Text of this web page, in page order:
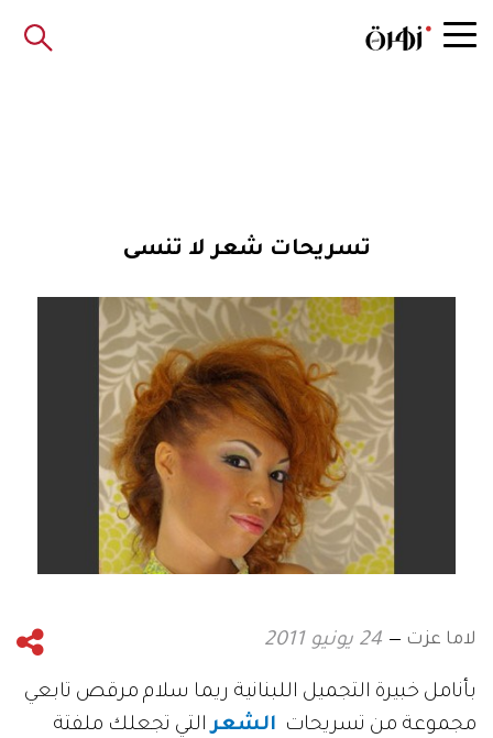
تسريحات شعر لا تنسى
لاما عزت 24 يونيو 2011
بأنامل خبيرة التجميل اللبنانية ريما سلام مرقص تابعي
مجموعة من تسريحات الشعرالتي تجعلك ملفتة